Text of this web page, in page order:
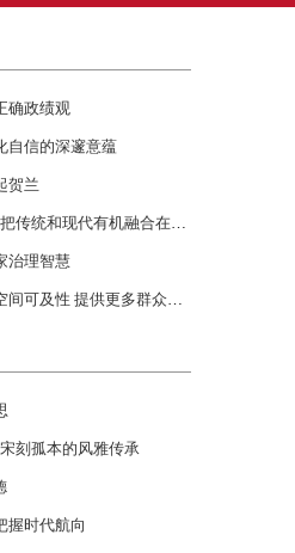
确政绩观
自信的深邃意蕴
贺兰
治理智慧
刻孤本的风雅传承
握时代航向